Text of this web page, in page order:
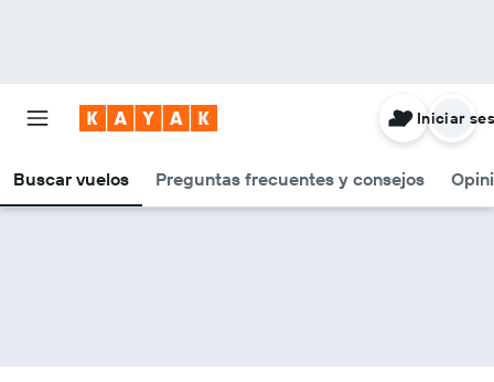
Buscar vuelos Preguntas frecuentes y consejos
Iniciar